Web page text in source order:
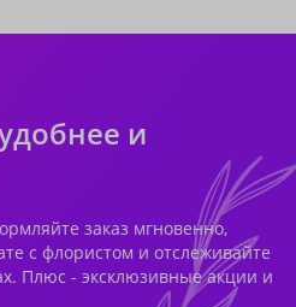
и
заказ мгновенно,
с флористом и отслеживайте
Плюс - эксклюзивные акции и